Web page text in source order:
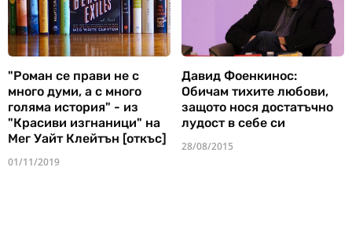
"Роман се прави не с
много думи, а с много
голяма история" - из
"Красиви изгнаници" на
Мег Уайт Клейтън [откъс]
01/11/2019
Давид Фоенкинос:
Обичам тихите любови,
защото нося достатъчно
лудост в себе си
28/08/2015